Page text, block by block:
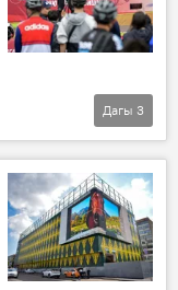
Дагы 3